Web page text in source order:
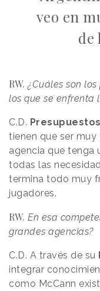
veo en
de
RW. ¿Cuáles son
los que se enfrenta
C.D. Presupuestos
tienen que ser
agencia que tenga
todas las
termina todo muy
jugadores.
RW. En esa
grandes agencias?
C.D. A través de su
integrar
como McCann